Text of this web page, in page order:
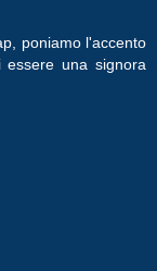
poniamo l'accento
una signora